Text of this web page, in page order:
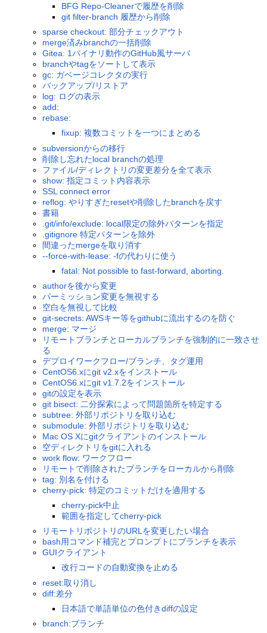
BFG Repo-Cleanerで履歴を削除
git filter-branch 履歴から削除
sparse checkout: 部分チェックアウト
merge済みbranchの一括削除
Gitea: 1バイナリ動作のGitHub風サーバ
branchやtagをソートして表示
gc: ガベージコレクタの実行
バックアップ/リストア
log: ログの表示
add:
rebase:
fixup: 複数コミットを一つにまとめる
subversionからの移行
削除し忘れたlocal branchの処理
ファイル/ディレクトリの変更差分を全て表示
show: 指定コミット内容表示
SSL connect error
reflog: やりすぎたresetや削除したbranchを戻す
書籍
.git/info/exclude: local限定の除外パターンを指定
.gitignore 特定パターンを除外
間違ったmergeを取り消す
--force-with-lease: -fの代わりに使う
fatal: Not possible to fast-forward, aborting.
authorを後から変更
パーミッション変更を無視する
空白を無視して比較
git-secrets: AWSキー等をgithubに流出するのを防ぐ
merge: マージ
リモートブランチとローカルブランチを強制的に一致させ
る
デプロイワークフロー/ブランチ、タグ運用
CentOS6.xにgit v2.xをインストール
CentOS6.xにgit v1.7.2をインストール
gitの設定を表示
git bisect: 二分探索によって問題箇所を特定する
subtree: 外部リポジトリを取り込む
submodule: 外部リポジトリを取り込む
Mac OS Xにgitクライアントのインストール
空ディレクトリをgitに入れる
work flow: ワークフロー
リモートで削除されたブランチをローカルから削除
tag: 別名を付ける
cherry-pick: 特定のコミットだけを適用する
cherry-pick中止
範囲を指定してcherry-pick
リモートリポジトリのURLを変更したい場合
bash用コマンド補完とプロンプトにブランチを表示
GUIクライアント
改行コードの自動変換を止める
reset:取り消し
diff:差分
日本語で単語単位の色付きdiffの設定
branch:ブランチ